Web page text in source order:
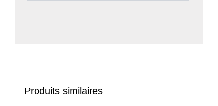
Produits similaires